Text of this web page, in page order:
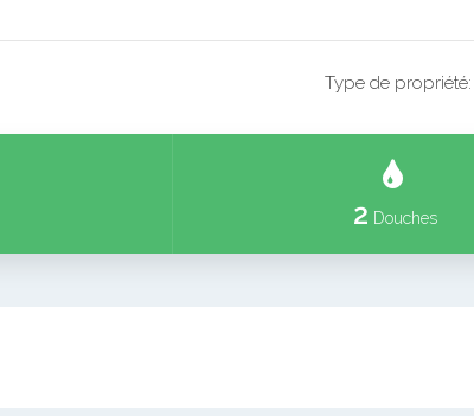
Type de propriété:
2 Douches